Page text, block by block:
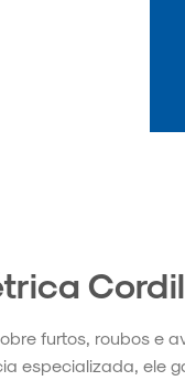
furtos, roubos e
especializada, ele